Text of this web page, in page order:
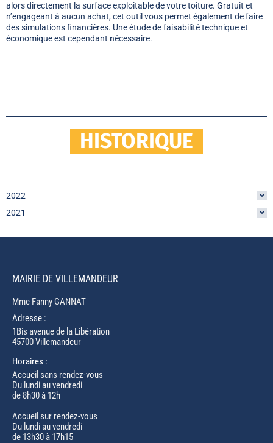
alors directement la surface exploitable de votre toiture. Gratuit et
n’engageant à aucun achat, cet outil vous permet également de faire
des simulations financières. Une étude de faisabilité technique et
économique est cependant nécessaire.
HISTORIQUE
2022
2021
MAIRIE DE VILLEMANDEUR
Mme Fanny GANNAT
Adresse :
1Bis avenue de la Libération
45700 Villemandeur
Horaires :
Accueil sans rendez-vous
Du lundi au vendredi
de 8h30 à 12h
Accueil sur rendez-vous
Du lundi au vendredi
de 13h30 à 17h15